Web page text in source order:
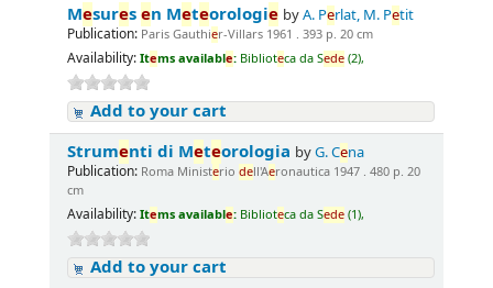
Mesuresen Meteorologie byA. Perlat, M. Petit
Publication: Paris Gauthier-Villars 1961 . 393 p. 20 cm
Availability: Items available: Biblioteca da Sede (2),
Add to your cart
Strumenti di Meteorologia byG. Cena
Publication: Roma Ministeriodell'Aeronautica 1947 . 480 p. 20
cm
Availability: Items available: Biblioteca da Sede (1),
Add to your cart